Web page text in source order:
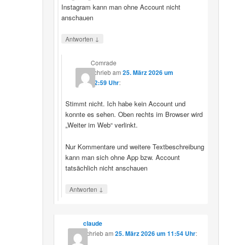
Instagram kann man ohne Account nicht
anschauen
Antworten ↓
Comrade
schriebam 25. März 2026 um
12:59 Uhr:
Stimmt nicht. Ich habe kein Account und
konnte es sehen. Oben rechts im Browser wird
„Weiter im Web“ verlinkt.
Nur Kommentare und weitere Textbeschreibung
kann man sich ohne App bzw. Account
tatsächlich nicht anschauen
Antworten ↓
claude
schriebam 25. März 2026 um 11:54 Uhr: